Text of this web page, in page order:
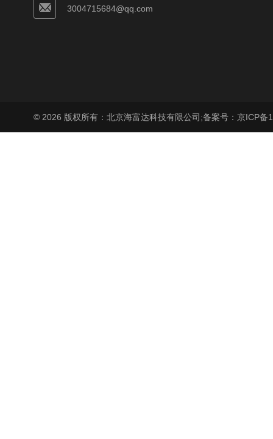
3004715684@qq.com
© 2026 版权所有：北京海富达科技有限公司;备案号：京ICP备